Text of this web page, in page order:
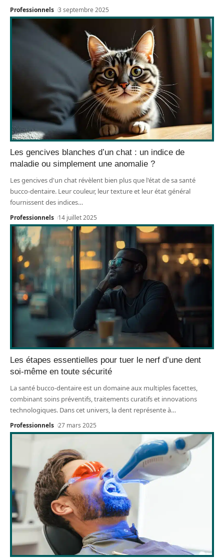
Professionnels 3 septembre 2025
Les gencives blanches d’un chat : un indice de
maladie ou simplement une anomalie ?
Les gencives d'un chat révèlent bien plus que l'état de sa santé
bucco-dentaire. Leur couleur, leur texture et leur état général
fournissent des indices…
Professionnels 14 juillet 2025
Les étapes essentielles pour tuer le nerf d’une dent
soi-même en toute sécurité
La santé bucco-dentaire est un domaine aux multiples facettes,
combinant soins préventifs, traitements curatifs et innovations
technologiques. Dans cet univers, la dent représente à…
Professionnels 27 mars 2025